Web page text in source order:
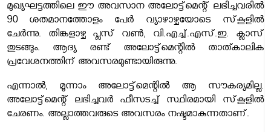
മുഖ്യഘട്ടത്തിലെ ഈ അവസാന അലോട്ട്‌മെന്റ് ലഭിച്ചവരില്‍
90 ശതമാനത്തോളം പേര്‍ വ്യാഴാഴ്ചയോടെ സ്‌കൂളില്‍
ചേര്‍ന്നു. തിങ്കളാഴ്ച പ്ലസ് വൺ, വി.എച്ച്.എസ്.ഇ. ക്ലാസ്
തുടങ്ങും. ആദ്യ രണ്ട് അലോട്ട്‌മെന്റില്‍ താത്കാലിക
പ്രവേശനത്തിന് അവസരമുണ്ടായിരുന്നു.
എന്നാല്‍, മൂന്നാം അലോട്ട്‌മെന്റില്‍ ആ സൗകര്യമില്ല.
അലോട്ട്‌മെന്റ് ലഭിച്ചവര്‍ ഫീസടച്ച് സ്ഥിരമായി സ്‌കൂളില്‍
ചേരണം. അല്ലാത്തവരുടെ അവസരം നഷ്ടമാകുന്നതാണ്.